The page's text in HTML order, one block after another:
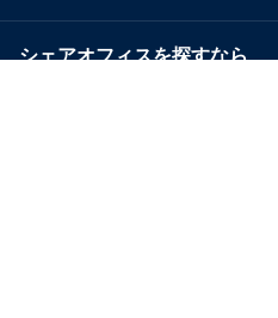
シェアオフィスを探すなら